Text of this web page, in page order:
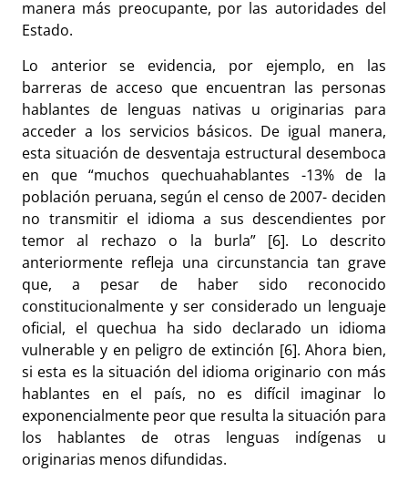
manera más preocupante, por las autoridades del
Estado.
Lo anterior se evidencia, por ejemplo, en las
barreras de acceso que encuentran las personas
hablantes de lenguas nativas u originarias para
acceder a los servicios básicos. De igual manera,
esta situación de desventaja estructural desemboca
en que “muchos quechuahablantes -13% de la
población peruana, según el censo de 2007- deciden
no transmitir el idioma a sus descendientes por
temor al rechazo o la burla” [6]. Lo descrito
anteriormente refleja una circunstancia tan grave
que, a pesar de haber sido reconocido
constitucionalmente y ser considerado un lenguaje
oficial, el quechua ha sido declarado un idioma
vulnerable y en peligro de extinción [6]. Ahora bien,
si esta es la situación del idioma originario con más
hablantes en el país, no es difícil imaginar lo
exponencialmente peor que resulta la situación para
los hablantes de otras lenguas indígenas u
originarias menos difundidas.